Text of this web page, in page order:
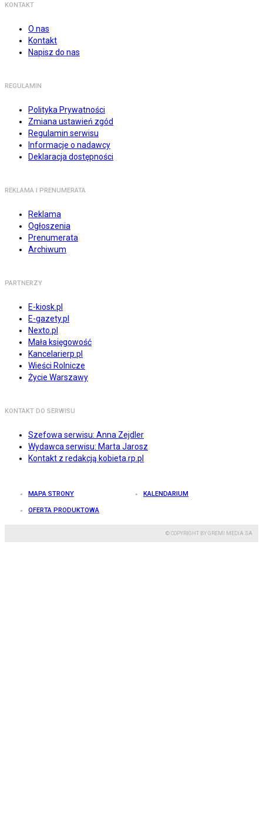
KONTAKT
O nas
Kontakt
Napisz do nas
REGULAMIN
Polityka Prywatności
Zmiana ustawień zgód
Regulamin serwisu
Informacje o nadawcy
Deklaracja dostępności
REKLAMA I PRENUMERATA
Reklama
Ogłoszenia
Prenumerata
Archiwum
PARTNERZY
E-kiosk.pl
E-gazety.pl
Nexto.pl
Mała księgowość
Kancelarierp.pl
Wieści Rolnicze
Życie Warszawy
KONTAKT DO SERWISU
Szefowa serwisu: Anna Zejdler
Wydawca serwisu: Marta Jarosz
Kontakt z redakcją kobieta.rp.pl
MAPA STRONY KALENDARIUM
OFERTA PRODUKTOWA
© COPYRIGHT BY GREMI MEDIA SA